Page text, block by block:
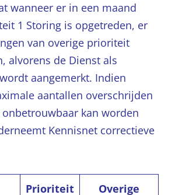
wanneer er in een maand
1 Storing is opgetreden, er
van overige prioriteit
alvorens de Dienst als
aangemerkt. Indien
aantallen overschrijden
kan worden
Kennisnet correctieve
Prioriteit
Overige